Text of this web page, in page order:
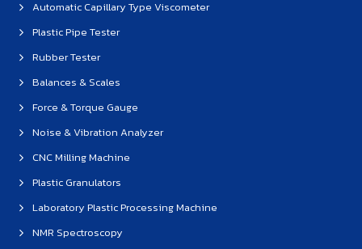
Automatic Capillary Type Viscometer
Plastic Pipe Tester
Rubber Tester
Balances & Scales
Force & Torque Gauge
Noise & Vibration Analyzer
CNC Milling Machine
Plastic Granulators
Laboratory Plastic Processing Machine
NMR Spectroscopy